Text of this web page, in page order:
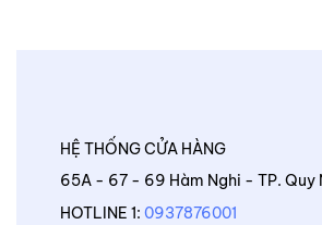
HỆ THỐNG CỬA HÀNG
65A - 67 - 69 Hàm Nghi - TP. Quy
HOTLINE 1: 0937876001